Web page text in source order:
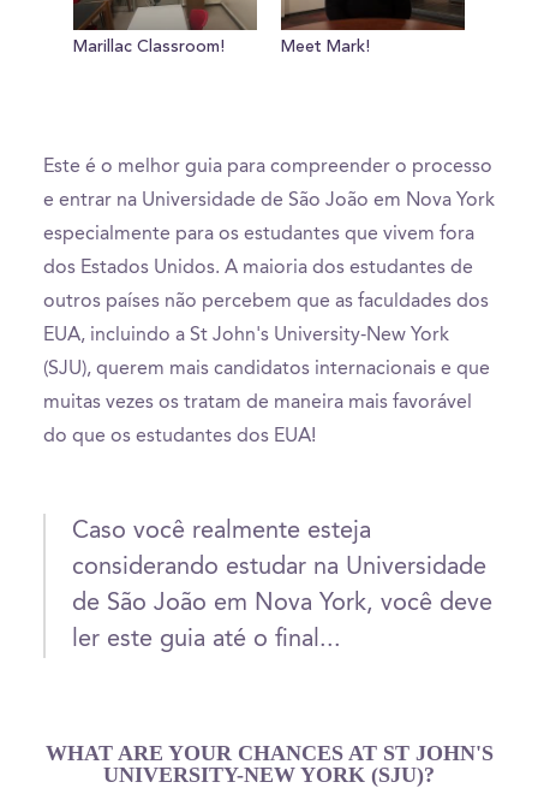
Marillac Classroom! Meet Mark!
Este é o melhor guia para compreender o processo
e entrar na Universidade de São João em Nova York
especialmente para os estudantes que vivem fora
dos Estados Unidos. A maioria dos estudantes de
outros países não percebem que as faculdades dos
EUA, incluindo a St John's University-New York
(SJU), querem mais candidatos internacionais e que
muitas vezes os tratam de maneira mais favorável
do que os estudantes dos EUA!
Caso você realmente esteja
considerando estudar na Universidade
de São João em Nova York, você deve
ler este guia até o final...
WHAT ARE YOUR CHANCES AT ST JOHN'S
UNIVERSITY-NEW YORK (SJU)?